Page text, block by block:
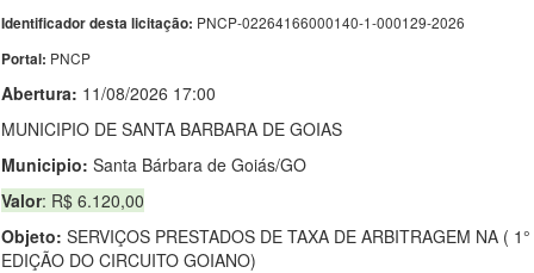
Identificador desta licitação: PNCP-02264166000140-1-000129-2026
Portal: PNCP
Abertura: 11/08/2026 17:00
MUNICIPIO DE SANTA BARBARA DE GOIAS
Municipio: Santa Bárbara de Goiás/GO
Valor: R$ 6.120,00
Objeto: SERVIÇOS PRESTADOS DE TAXA DE ARBITRAGEM NA ( 1°
EDIÇÃO DO CIRCUITO GOIANO)